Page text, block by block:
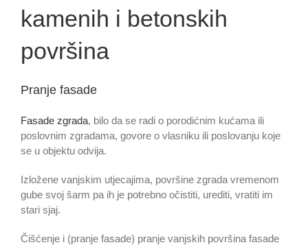
kamenih i betonskih
površina
Pranje fasade
Fasade zgrada, bilo da se radi o porodićnim kućama ili
poslovnim zgradama, govore o vlasniku ili poslovanju koje
se u objektu odvija.
Izložene vanjskim utjecajima, površine zgrada vremenom
gube svoj šarm pa ih je potrebno očistiti, urediti, vratiti im
stari sjaj.
Čišćenje i (pranje fasade) pranje vanjskih površina fasade